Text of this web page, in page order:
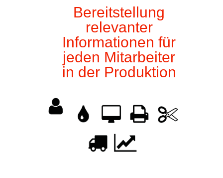
Bereitstellung
relevanter
Informationen für
jeden Mitarbeiter
in der Produktion